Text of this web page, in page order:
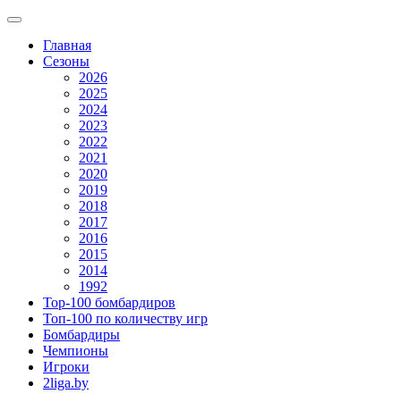
Главная
Сезоны
2026
2025
2024
2023
2022
2021
2020
2019
2018
2017
2016
2015
2014
1992
Top-100 бомбардиров
Топ-100 по количеству игр
Бомбардиры
Чемпионы
Игроки
2liga.by